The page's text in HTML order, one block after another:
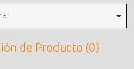
15
de Producto (0)